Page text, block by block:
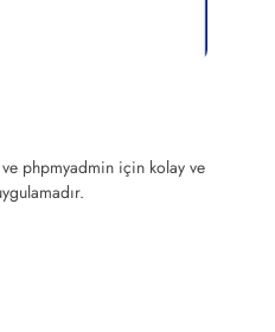
phpmyadmin için kolay ve